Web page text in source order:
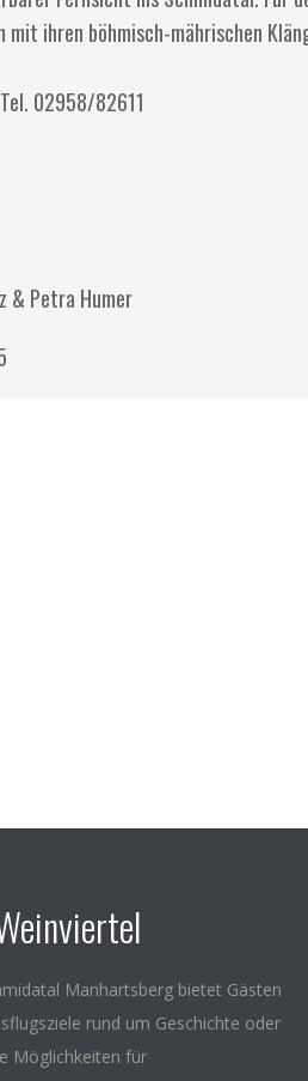
ihren böhmisch-mährischen
02958/82611
& Petra Humer
Manhartsberg bietet Gästen
rund um Geschichte oder
Möglichkeiten für